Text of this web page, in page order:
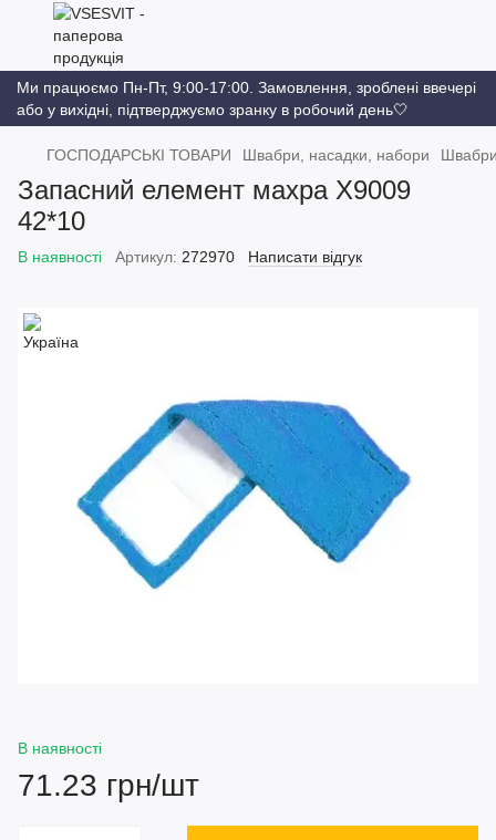
Ми працюємо Пн-Пт, 9:00-17:00. Замовлення, зроблені ввечері
або у вихідні, підтверджуємо зранку в робочий день🤍
ГОСПОДАРСЬКІ ТОВАРИ Швабри, насадки, набори
Запасний елемент махра X9009
42*10
В наявності Артикул: 272970 Написати відгук
В наявності
71.23 грн/шт